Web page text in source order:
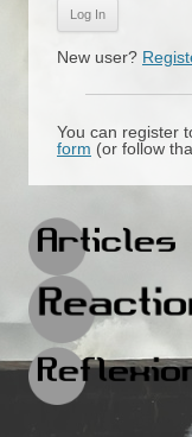
New user?
You can register
form (or follow